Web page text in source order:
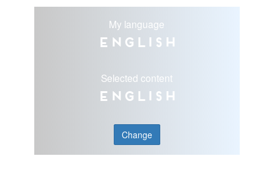
My language
English
Selected content
English
Change